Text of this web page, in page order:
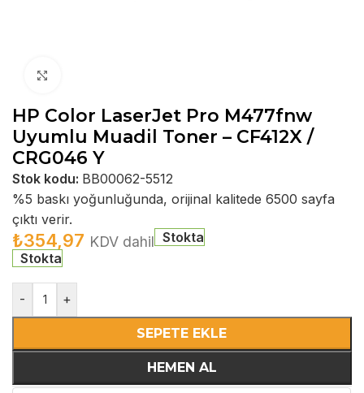
HP Color LaserJet Pro M477fnw
Uyumlu Muadil Toner – CF412X /
CRG046 Y
Stok kodu: BB00062-5512
%5 baskı yoğunluğunda, orijinal kalitede 6500 sayfa
çıktı verir.
₺354,97 KDV dahil Stokta
Stokta
- +
SEPETE EKLE
HEMEN AL